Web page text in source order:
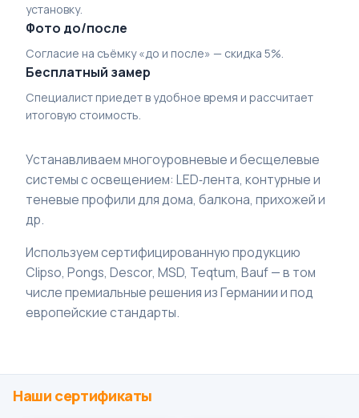
установку.
Фото до/после
Согласие на съёмку «до и после» — скидка 5%.
Бесплатный замер
Специалист приедет в удобное время и рассчитает
итоговую стоимость.
Устанавливаем многоуровневые и бесщелевые
системы с освещением: LED‑лента, контурные и
теневые профили для дома, балкона, прихожей и
др.
Используем сертифицированную продукцию
Clipso, Pongs, Descor, MSD, Teqtum, Bauf — в том
числе премиальные решения из Германии и под
европейские стандарты.
Наши сертификаты